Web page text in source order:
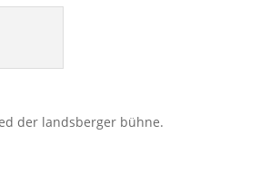
der landsberger bühne.